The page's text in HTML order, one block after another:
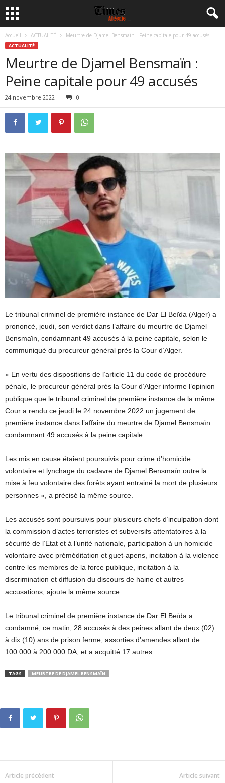
Accueil ACTUALITÉ Meurtre de Djamel Bensmaïn : Peine capitale pour 49 accusés
ACTUALITÉ
Meurtre de Djamel Bensmaïn :
Peine capitale pour 49 accusés
24 novembre 2022 0
Le tribunal criminel de première instance de Dar El Beïda (Alger) a
prononcé, jeudi, son verdict dans l’affaire du meurtre de Djamel
Bensmaïn, condamnant 49 accusés à la peine capitale, selon le
communiqué du procureur général près la Cour d’Alger.
« En vertu des dispositions de l’article 11 du code de procédure
pénale, le procureur général près la Cour d’Alger informe l’opinion
publique que le tribunal criminel de première instance de la même
Cour a rendu ce jeudi le 24 novembre 2022 un jugement de
première instance dans l’affaire du meurtre de Djamel Bensmaïn
condamnant 49 accusés à la peine capitale.
Les mis en cause étaient poursuivis pour crime d’homicide
volontaire et lynchage du cadavre de Djamel Bensmaïn outre la
mise à feu volontaire des forêts ayant entrainé la mort de plusieurs
personnes », a précisé la même source.
Les accusés sont poursuivis pour plusieurs chefs d’inculpation dont
la commission d’actes terroristes et subversifs attentatoires à la
sécurité de l’Etat et à l’unité nationale, participation à un homicide
volontaire avec préméditation et guet-apens, incitation à la violence
contre les membres de la force publique, incitation à la
discrimination et diffusion du discours de haine et autres
accusations, ajoute la même source.
Le tribunal criminel de première instance de Dar El Beïda a
condamné, ce matin, 28 accusés à des peines allant de deux (02)
à dix (10) ans de prison ferme, assorties d’amendes allant de
100.000 à 200.000 DA, et a acquitté 17 autres.
TAGS MEURTRE DE DJAMEL BENSMAÏN
Article précédent Article suivant